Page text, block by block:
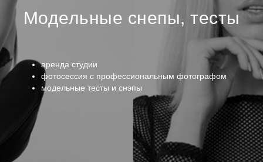
МОДЕЛИ
СЪЕМОК
Модельные снепы, тесты
аренда студии
фотосессия с профессиональным фотографом
модельные тесты и снэпы